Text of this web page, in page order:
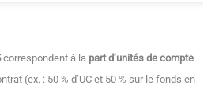
correspondent à la part d’unités de compte
(ex. : 50 % d’UC et 50 % sur le fonds en